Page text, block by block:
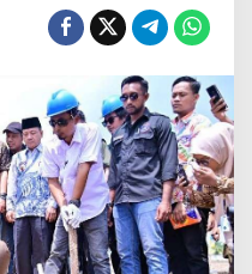
y
a
u
l
R
e
s
m
i
k